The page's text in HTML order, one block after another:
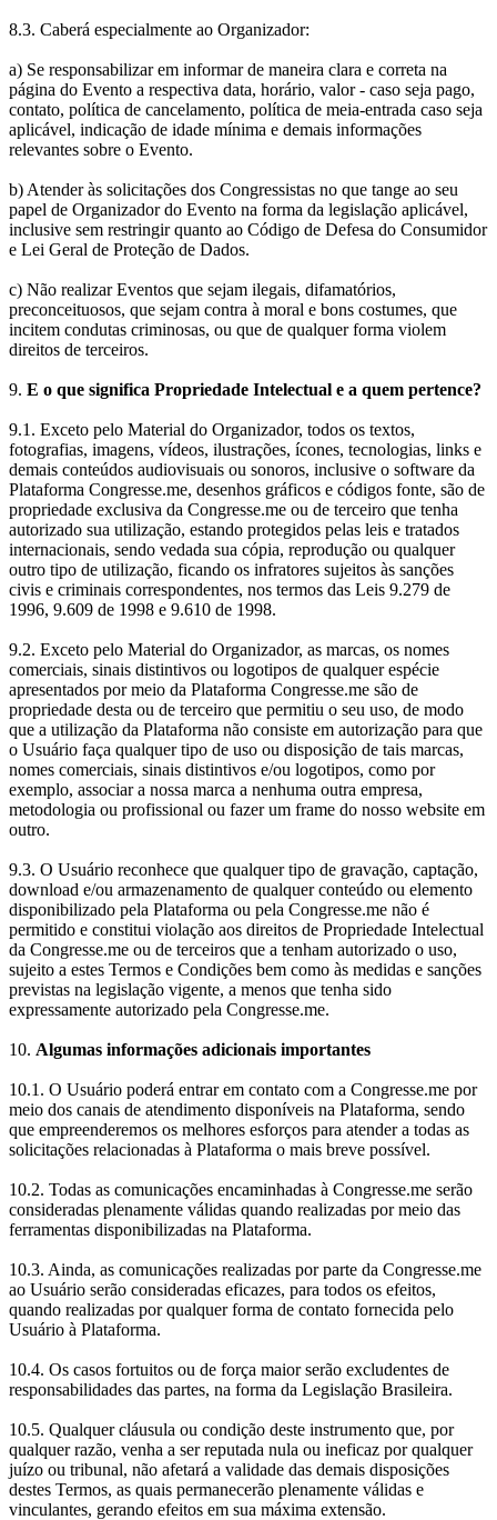
8.3. Caberá especialmente ao Organizador:
a) Se responsabilizar em informar de maneira clara e correta na
página do Evento a respectiva data, horário, valor - caso seja pago,
contato, política de cancelamento, política de meia-entrada caso seja
aplicável, indicação de idade mínima e demais informações
relevantes sobre o Evento.
b) Atender às solicitações dos Congressistas no que tange ao seu
papel de Organizador do Evento na forma da legislação aplicável,
inclusive sem restringir quanto ao Código de Defesa do Consumidor
e Lei Geral de Proteção de Dados.
c) Não realizar Eventos que sejam ilegais, difamatórios,
preconceituosos, que sejam contra à moral e bons costumes, que
incitem condutas criminosas, ou que de qualquer forma violem
direitos de terceiros.
9. E o que significa Propriedade Intelectual e a quem pertence?
9.1. Exceto pelo Material do Organizador, todos os textos,
fotografias, imagens, vídeos, ilustrações, ícones, tecnologias, links e
demais conteúdos audiovisuais ou sonoros, inclusive o software da
Plataforma Congresse.me, desenhos gráficos e códigos fonte, são de
propriedade exclusiva da Congresse.me ou de terceiro que tenha
autorizado sua utilização, estando protegidos pelas leis e tratados
internacionais, sendo vedada sua cópia, reprodução ou qualquer
outro tipo de utilização, ficando os infratores sujeitos às sanções
civis e criminais correspondentes, nos termos das Leis 9.279 de
1996, 9.609 de 1998 e 9.610 de 1998.
9.2. Exceto pelo Material do Organizador, as marcas, os nomes
comerciais, sinais distintivos ou logotipos de qualquer espécie
apresentados por meio da Plataforma Congresse.me são de
propriedade desta ou de terceiro que permitiu o seu uso, de modo
que a utilização da Plataforma não consiste em autorização para que
o Usuário faça qualquer tipo de uso ou disposição de tais marcas,
nomes comerciais, sinais distintivos e/ou logotipos, como por
exemplo, associar a nossa marca a nenhuma outra empresa,
metodologia ou profissional ou fazer um frame do nosso website em
outro.
9.3. O Usuário reconhece que qualquer tipo de gravação, captação,
download e/ou armazenamento de qualquer conteúdo ou elemento
disponibilizado pela Plataforma ou pela Congresse.me não é
permitido e constitui violação aos direitos de Propriedade Intelectual
da Congresse.me ou de terceiros que a tenham autorizado o uso,
sujeito a estes Termos e Condições bem como às medidas e sanções
previstas na legislação vigente, a menos que tenha sido
expressamente autorizado pela Congresse.me.
10. Algumas informações adicionais importantes
10.1. O Usuário poderá entrar em contato com a Congresse.me por
meio dos canais de atendimento disponíveis na Plataforma, sendo
que empreenderemos os melhores esforços para atender a todas as
solicitações relacionadas à Plataforma o mais breve possível.
10.2. Todas as comunicações encaminhadas à Congresse.me serão
consideradas plenamente válidas quando realizadas por meio das
ferramentas disponibilizadas na Plataforma.
10.3. Ainda, as comunicações realizadas por parte da Congresse.me
ao Usuário serão consideradas eficazes, para todos os efeitos,
quando realizadas por qualquer forma de contato fornecida pelo
Usuário à Plataforma.
10.4. Os casos fortuitos ou de força maior serão excludentes de
responsabilidades das partes, na forma da Legislação Brasileira.
10.5. Qualquer cláusula ou condição deste instrumento que, por
qualquer razão, venha a ser reputada nula ou ineficaz por qualquer
juízo ou tribunal, não afetará a validade das demais disposições
destes Termos, as quais permanecerão plenamente válidas e
vinculantes, gerando efeitos em sua máxima extensão.